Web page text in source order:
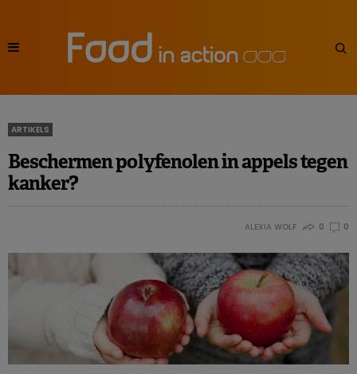
ARTIKELS
Beschermen polyfenolen in appels tegen
kanker?
ALEXIA WOLF 0 0